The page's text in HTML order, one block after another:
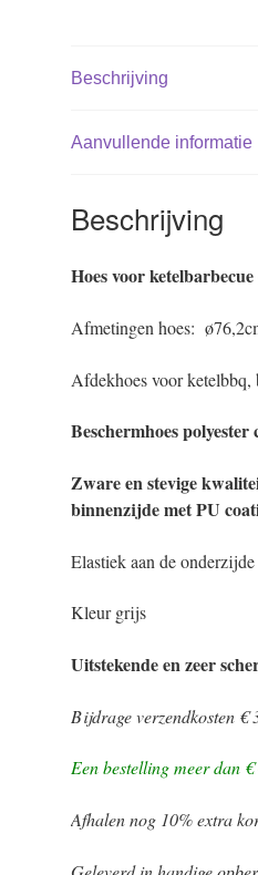
Beschrijving
Aanvullende informatie
Beschrijving
Hoes voor
Afmetingen hoes:
Afdekhoes voor ketelbbq,
Beschermhoes polyester
Zware en stevige
binnenzijde met PU
Elastiek aan de onderzijde
Kleur grijs
Uitstekende en zeer
Bijdrage verzendkosten €
Een bestelling meer dan
Afhalen nog 10% extra